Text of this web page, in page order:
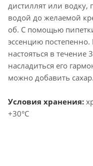
дистиллят или водку,
водой до желаемой
об. С помощью
эссенцию постепенно.
настояться в
насладиться его
можно добавить сахар.
Условия хранения:
+30°С